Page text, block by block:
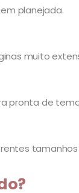
planejada.
muito
pronta de